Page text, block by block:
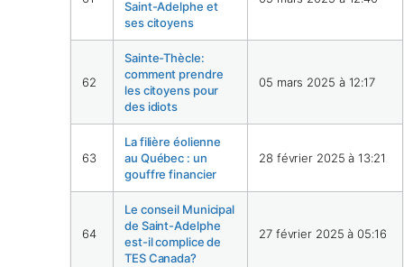
Saint-Adelphe et
ses citoyens
62
Sainte-Thècle:
comment prendre
les citoyens pour
des idiots
05 mars 2025 à 12:17
63
La filière éolienne
au Québec : un
gouffre financier
28 février 2025 à 13:21
64
Le conseil Municipal
de Saint-Adelphe
est-il complice de
TES Canada?
27 février 2025 à 05:16